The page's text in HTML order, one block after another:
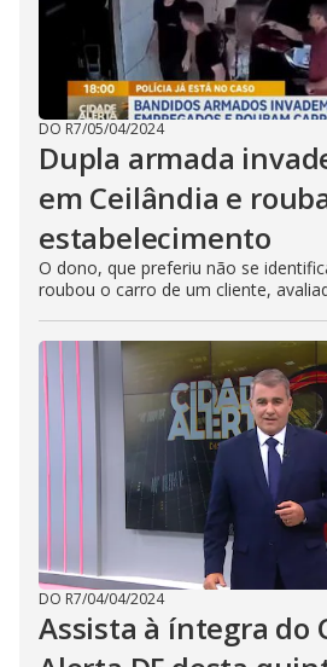
DO R7/05/04/2024
Dupla armada
em Ceilândia e
estabelecimento
O dono, que preferiu não se
roubou o carro de um cliente,
DO R7/04/04/2024
Assista à íntegra do